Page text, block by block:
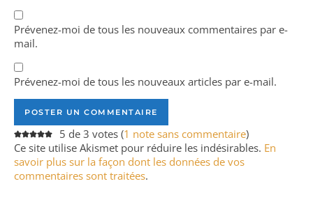
Prévenez-moi de tous les nouveaux commentaires par e-
mail.
Prévenez-moi de tous les nouveaux articles par e-mail.
5 de 3 votes (1 note sans commentaire)
Ce site utilise Akismet pour réduire les indésirables. En
savoir plus sur la façon dont les données de vos
commentaires sont traitées.